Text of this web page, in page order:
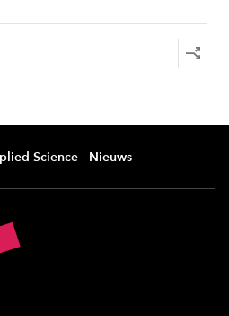
Science - Nieuws